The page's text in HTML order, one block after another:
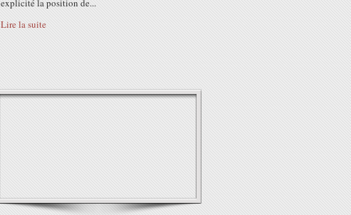
explicité la position de...
Lire la suite